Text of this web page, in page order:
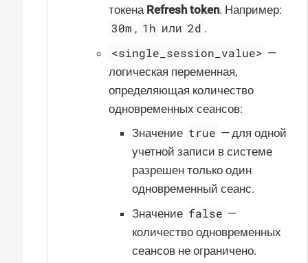
токена Refresh token. Например:
30m , 1h или 2d .
<single_session_value> —
логическая переменная,
определяющая количество
одновременных сеансов:
Значение true — для одной
учетной записи в системе
разрешен только один
одновременный сеанс.
Значение false —
количество одновременных
сеансов не ограничено.